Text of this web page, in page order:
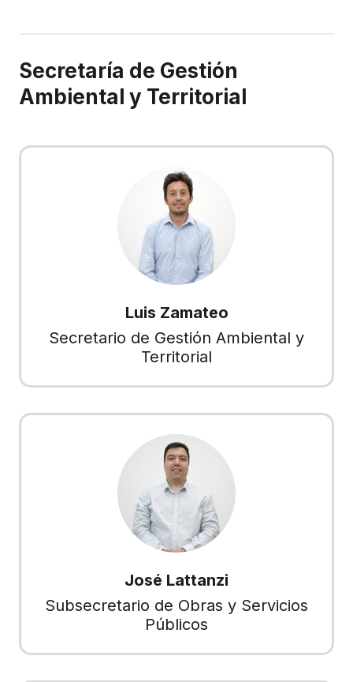
Secretaría de Gestión
Ambiental y Territorial
Luis Zamateo
Secretario de Gestión Ambiental y
Territorial
José Lattanzi
Subsecretario de Obras y Servicios
Públicos